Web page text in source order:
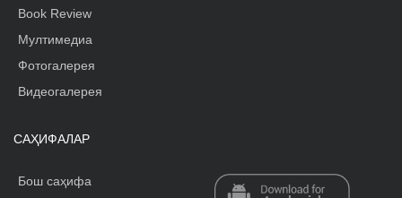
Book Review
Мултимедиа
Фотогалерея
Видеогалерея
САҲИФАЛАР
Бош саҳифа